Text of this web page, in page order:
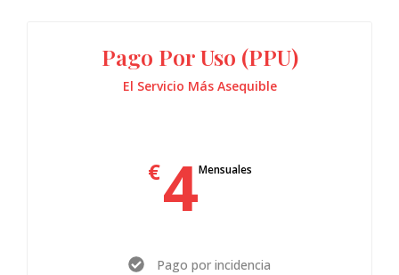
Pago Por Uso (PPU)
El Servicio Más Asequible
€4Mensuales
Pago por incidencia